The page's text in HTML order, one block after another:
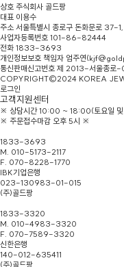
상호 주식회사 골드팡
대표 이용수
주소 서울특별시 종로구 돈화문로 37-
사업자등록번호 101-86-82444
전화 1833-3693
개인정보보호 책임자 엄주연
통신판매신고번호 제 2013-서울종로
COPYRIGHT©2024 KOREA
로그인
고객지원센터
※ 상담시간 10:00 ~ 18:00(토요일 및
※ 주문접수마감 오후 5시 ※
1833-3693
M. 010-5173-2117
F. 070-8228-1770
IBK기업은행
023-130983-01-015
(주)골드팡
1833-3320
M. 010-4983-3320
F. 070-7589-3320
신한은행
140-012-635411
(주)골드팡